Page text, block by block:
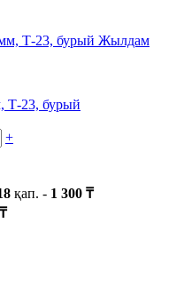
Жылдам
Т-23, бурый
+
қап. - 1 300 ₸